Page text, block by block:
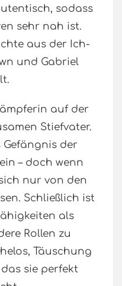
sodass
sehr nah ist.
aus der Ich-
und Gabriel
auf der
Stiefvater.
Gefängnis der
– doch wenn
nur von den
Schließlich ist
als
Rollen zu
Täuschung
sie perfekt